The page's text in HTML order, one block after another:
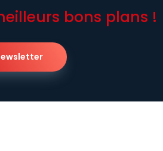
bons plans !